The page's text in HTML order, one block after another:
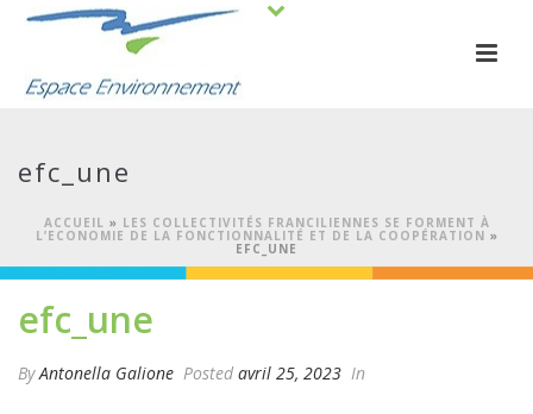
efc_une
ACCUEIL » LES COLLECTIVITÉS FRANCILIENNES SE FORMENT À
L’ECONOMIE DE LA FONCTIONNALITÉ ET DE LA COOPÉRATION »
EFC_UNE
efc_une
ByAntonella Galione Posted avril 25, 2023 In